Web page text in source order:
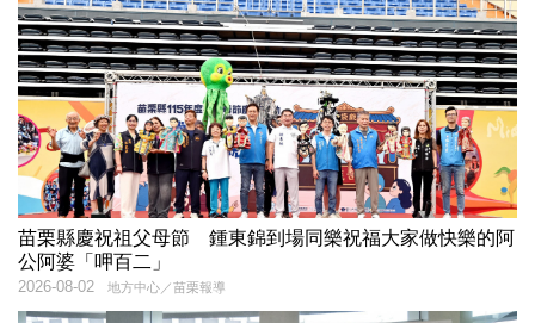
苗栗縣慶祝祖父母節 鍾東錦到場同樂祝福大家做快樂的阿
公阿婆「呷百二」
地方中心／苗栗報導
2026-08-02